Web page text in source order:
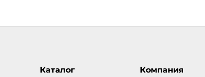
Каталог
Компания